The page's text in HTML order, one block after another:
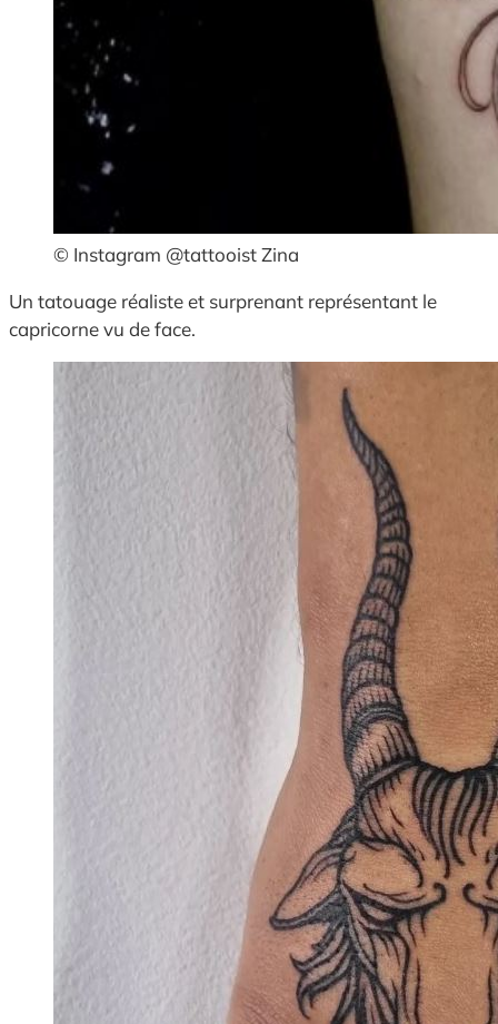
© Instagram @tattooist Zina
Un tatouage réaliste et surprenant représentant le
capricorne vu de face.